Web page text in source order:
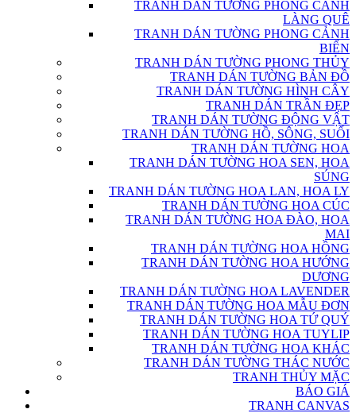
TRANH DÁN TƯỜNG PHONG CẢNH
LÀNG QUÊ
TRANH DÁN TƯỜNG PHONG CẢNH
BIỂN
TRANH DÁN TƯỜNG PHONG THỦY
TRANH DÁN TƯỜNG BẢN ĐỒ
TRANH DÁN TƯỜNG HÌNH CÂY
TRANH DÁN TRẦN ĐẸP
TRANH DÁN TƯỜNG ĐỘNG VẬT
TRANH DÁN TƯỜNG HỒ, SÔNG, SUỐI
TRANH DÁN TƯỜNG HOA
TRANH DÁN TƯỜNG HOA SEN, HOA
SÚNG
TRANH DÁN TƯỜNG HOA LAN, HOA LY
TRANH DÁN TƯỜNG HOA CÚC
TRANH DÁN TƯỜNG HOA ĐÀO, HOA
MAI
TRANH DÁN TƯỜNG HOA HỒNG
TRANH DÁN TƯỜNG HOA HƯỚNG
DƯƠNG
TRANH DÁN TƯỜNG HOA LAVENDER
TRANH DÁN TƯỜNG HOA MẪU ĐƠN
TRANH DÁN TƯỜNG HOA TỨ QUÝ
TRANH DÁN TƯỜNG HOA TUYLIP
TRANH DÁN TƯỜNG HOA KHÁC
TRANH DÁN TƯỜNG THÁC NƯỚC
TRANH THỦY MẶC
BÁO GIÁ
TRANH CANVAS